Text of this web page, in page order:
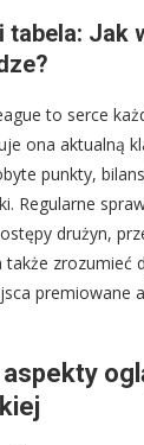
tabela: Jak
to serce
ona aktualną
punkty,
Regularne
drużyn,
także zrozumieć
premiowane